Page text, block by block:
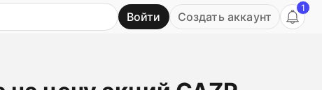
Войти Создать аккаунт
1